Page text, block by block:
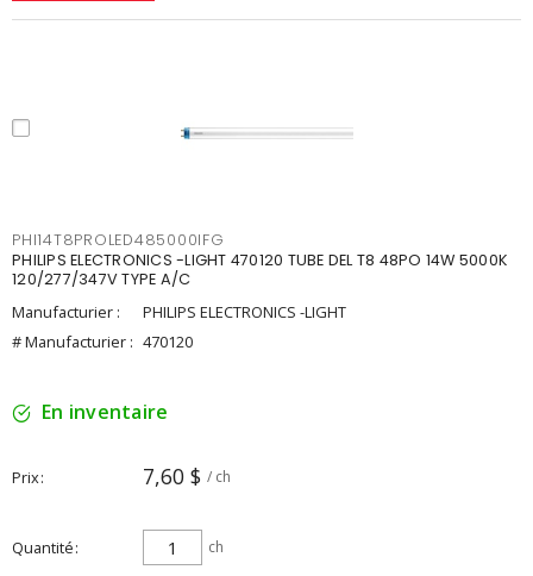
PHI14T8PROLED485000IFG
PHILIPS ELECTRONICS -LIGHT 470120 TUBE DEL T8 48PO 14W 5000K
120/277/347V TYPE A/C
Manufacturier :
PHILIPS ELECTRONICS -LIGHT
# Manufacturier : 470120
En inventaire
Prix 7,60 $ / ch
Quantité ch